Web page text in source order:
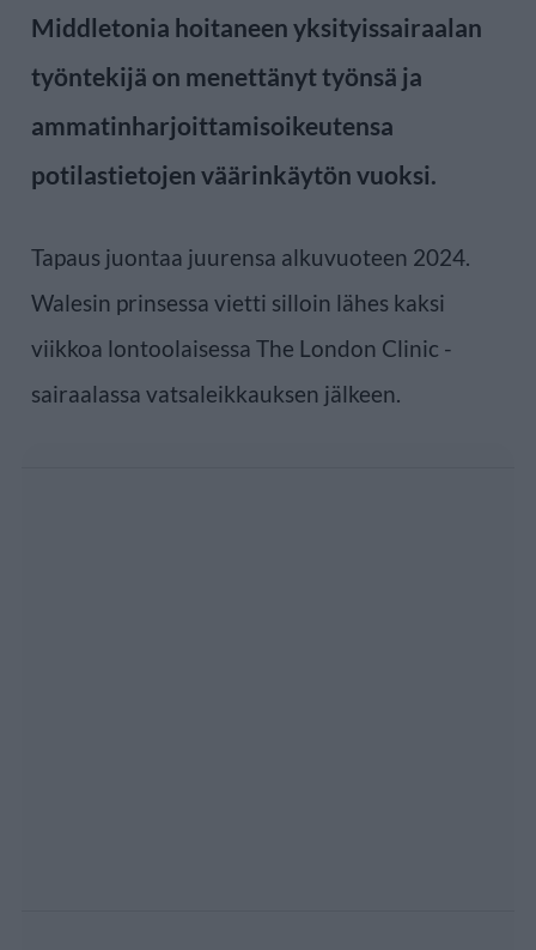
Middletonia hoitaneen yksityissairaalan
työntekijä on menettänyt työnsä ja
ammatinharjoittamisoikeutensa
potilastietojen väärinkäytön vuoksi.
Tapaus juontaa juurensa alkuvuoteen 2024.
Walesin prinsessa vietti silloin lähes kaksi
viikkoa lontoolaisessa The London Clinic -
sairaalassa vatsaleikkauksen jälkeen.